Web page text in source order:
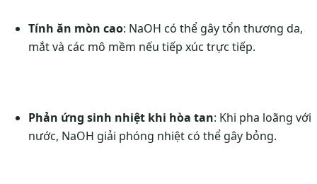
Tính ăn mòn cao: NaOH có thể gây tổn thương da,
mắt và các mô mềm nếu tiếp xúc trực tiếp.
Phản ứng sinh nhiệt khi hòa tan: Khi pha loãng với
nước, NaOH giải phóng nhiệt có thể gây bỏng.